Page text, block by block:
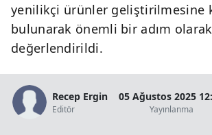
Çorum
Denizli
yenilikçi ürünler geliştirilmesine
bulunarak önemli bir adım olarak
değerlendirildi.
Recep Ergin
Editör
05 Ağustos 2025
Yayınlanma